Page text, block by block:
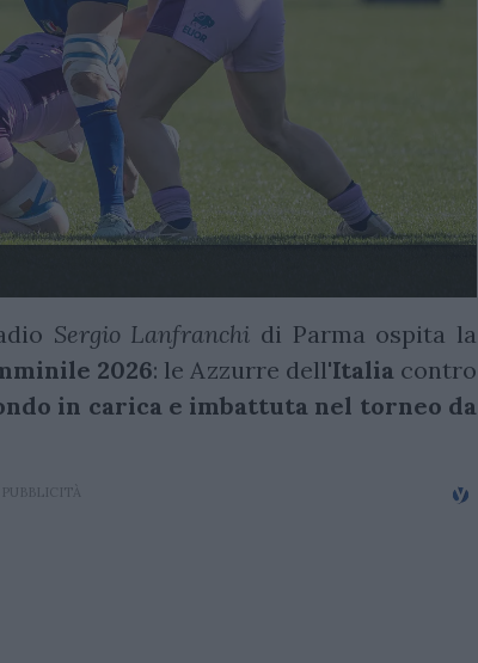
Sergio Lanfranchi di Parma ospita la
2026: le Azzurre dell'Italia contro
in carica e imbattuta nel torneo da